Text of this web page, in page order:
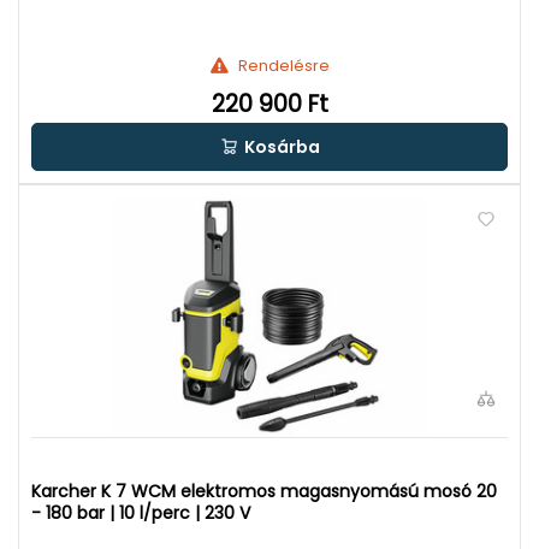
Rendelésre
220 900 Ft
Kosárba
Karcher K 7 WCM elektromos magasnyomású mosó 20
- 180 bar | 10 l/perc | 230 V